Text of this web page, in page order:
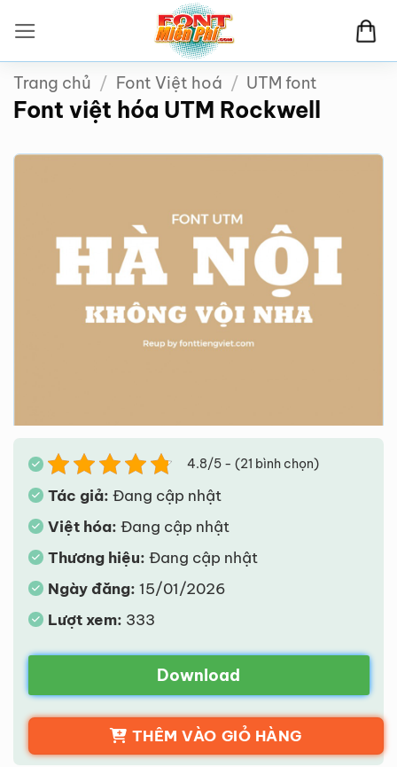
qua
nội
dung
Trang chủ / Font Việt hoá / UTM font
Font việt hóa UTM Rockwell
4.8/5 - (21 bình chọn)
Tác giả: Đang cập nhật
Việt hóa: Đang cập nhật
Thương hiệu: Đang cập nhật
Ngày đăng: 15/01/2026
Lượt xem: 333
Download
THÊM VÀO GIỎ HÀNG